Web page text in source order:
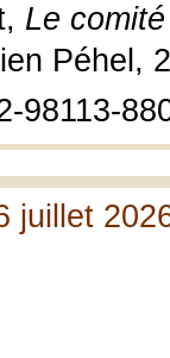
Le
Péhel,
98113-
juillet